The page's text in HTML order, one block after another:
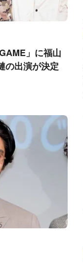
」に福山
の出演が決定